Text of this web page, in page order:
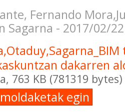
Fernando
Sagarna - 2017/02/
dakarren
763 KB (781319 bytes)
egin